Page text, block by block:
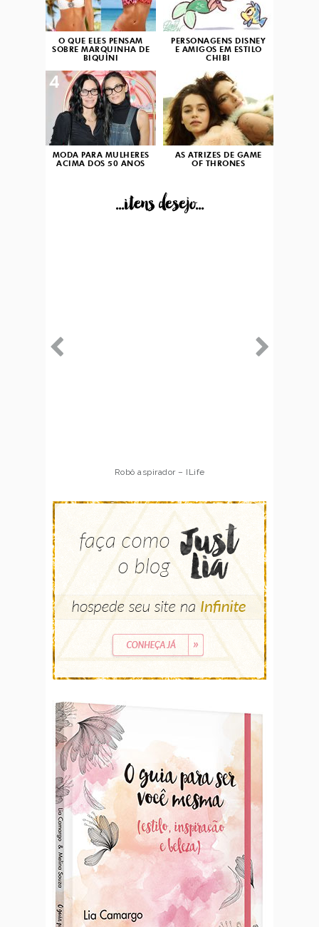
O QUE ELES PENSAM
SOBRE MARQUINHA DE
BIQUÍNI
PERSONAGENS DISNEY
E AMIGOS EM ESTILO
CHIBI
MODA PARA MULHERES
ACIMA DOS 50 ANOS
4
AS ATRIZES DE GAME
OF THRONES
...itens desejo...
Robô aspirador – ILife